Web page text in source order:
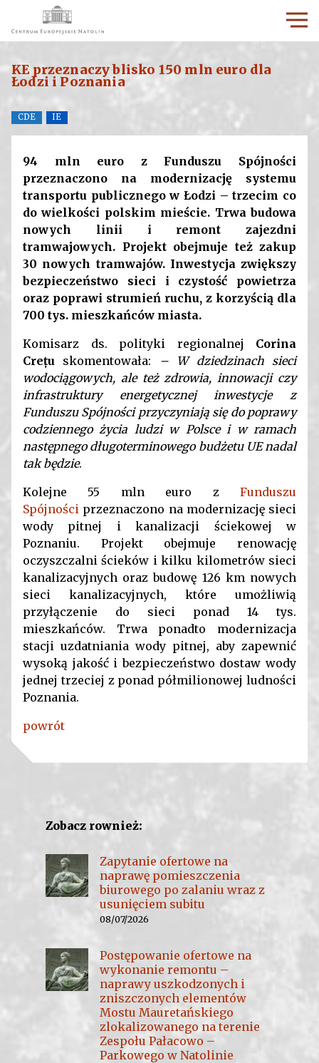
KE przeznaczy blisko 150 mln euro dla
Łodzi i Poznania
CDE IE
94 mln euro z Funduszu Spójności
przeznaczono na modernizację systemu
transportu publicznego w Łodzi – trzecim co
do wielkości polskim mieście. Trwa budowa
nowych linii i remont zajezdni
tramwajowych. Projekt obejmuje też zakup
30 nowych tramwajów. Inwestycja zwiększy
bezpieczeństwo sieci i czystość powietrza
oraz poprawi strumień ruchu, z korzyścią dla
700 tys. mieszkańców miasta.
Komisarz ds. polityki regionalnej Corina
Crețu skomentowała: – W dziedzinach sieci
wodociągowych, ale też zdrowia, innowacji czy
infrastruktury energetycznej inwestycje z
Funduszu Spójności przyczyniają się do poprawy
codziennego życia ludzi w Polsce i w ramach
następnego długoterminowego budżetu UE nadal
tak będzie.
Kolejne 55 mln euro z Funduszu
Spójności przeznaczono na modernizację sieci
wody pitnej i kanalizacji ściekowej w
Poznaniu. Projekt obejmuje renowację
oczyszczalni ścieków i kilku kilometrów sieci
kanalizacyjnych oraz budowę 126 km nowych
sieci kanalizacyjnych, które umożliwią
przyłączenie do sieci ponad 14 tys.
mieszkańców. Trwa ponadto modernizacja
stacji uzdatniania wody pitnej, aby zapewnić
wysoką jakość i bezpieczeństwo dostaw wody
jednej trzeciej z ponad półmilionowej ludności
Poznania.
powrót
Zobacz rownież:
Zapytanie ofertowe na
naprawę pomieszczenia
biurowego po zalaniu wraz z
usunięciem subitu
08/07/2026
Postępowanie ofertowe na
wykonanie remontu –
naprawy uszkodzonych i
zniszczonych elementów
Mostu Mauretańskiego
zlokalizowanego na terenie
Zespołu Pałacowo –
Parkowego w Natolinie